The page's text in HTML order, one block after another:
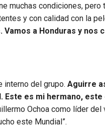
muchas condiciones,
y con calidad con la
a Honduras y nos
interno del grupo. Aguirre
Este es mi hermano,
Ochoa como líder del
este Mundial”.